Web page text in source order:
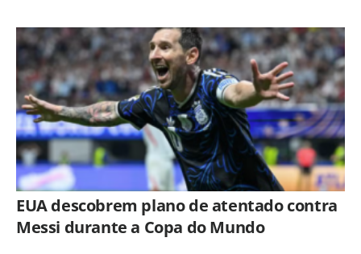
EUA descobrem plano de atentado contra
Messi durante a Copa do Mundo